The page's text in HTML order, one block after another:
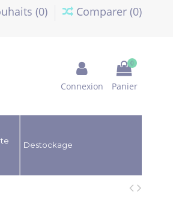
(0) Comparer (0)
Connexion
0
Panier
Destockage